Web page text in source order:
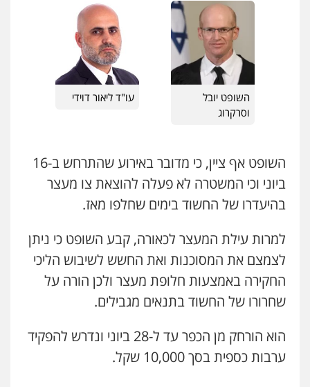
אייל בן שושן, עורך דין פלילי
פלילי מעצרים וחקירות פשיעה חמורה
נוער רישום פלילי
0522763105
עו"ד שלומי שרון
מעצרים וחקירות
עו"ד אלון קריטי
פלילי כלכלי אלימות סמים מעצרים
0525544654
משפחה גישור
0507206063
פלילי פשיעה חמורה מעצרים וחקירות
0538788878
השופט יובל
וסרקרוג
עו"ד ליאור דוידי
השופט אף ציין, כי מדובר באירוע שהתרחש ב-16
ביוני וכי המשטרה לא פעלה להוצאת צו מעצר
בהיעדרו של החשוד בימים שחלפו מאז.
למרות עילת המעצר לכאורה, קבע השופט כי ניתן
לצמצם את המסוכנות ואת החשש לשיבוש הליכי
החקירה באמצעות חלופת מעצר ולכן הורה על
שחרורו של החשוד בתנאים מגבילים.
הוא הורחק מן הכפר עד ל-28 ביוני ונדרש להפקיד
ערבות כספית בסך 10,000 שקל.
עו"ד אבי כהן
פלילי פשיעה חמורה קטינים אלימות
סמים עבירות מין
0523647066
ויקי שמואל – משרד עו"ד
קורל קרוז – עורך דין פלילי
משפט פלילי
0545437431
פלילי פשיעה חמורה ליווי וייצוג בחקירות
ומעצרים
עו"ד תומר בנישתי
פלילי מעצרים וחקירות צווארון לבן פשיעה
חמורה